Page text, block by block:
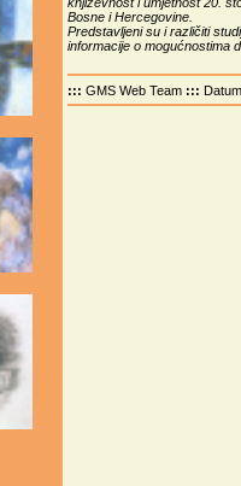
Bosne i Hercegovine.
Predstavljeni su i različiti
informacije o mogućnostima
::: GMS Web Team :::